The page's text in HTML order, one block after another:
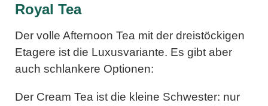
Royal Tea
Der volle Afternoon Tea mit der dreistöckigen
Etagere ist die Luxusvariante. Es gibt aber
auch schlankere Optionen:
Der Cream Tea ist die kleine Schwester: nur